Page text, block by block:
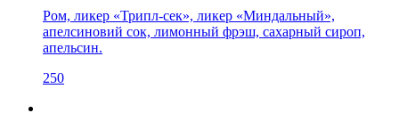
Ром, ликер «Трипл-сек», ликер «Миндальный»,
апелсиновий сок, лимонный фрэш, сахарный сироп,
апельсин.
250